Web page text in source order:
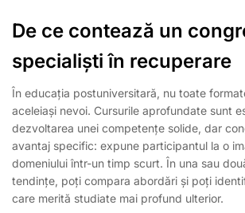
De ce contează un
specialiști în recuperare
În educația postuniversitară, nu toate
aceleiași nevoi. Cursurile aprofundate sunt
dezvoltarea unei competențe solide, dar
avantaj specific: expune participantul la o
domeniului într-un timp scurt. În una sau
tendințe, poți compara abordări și poți
care merită studiate mai profund ulterior.